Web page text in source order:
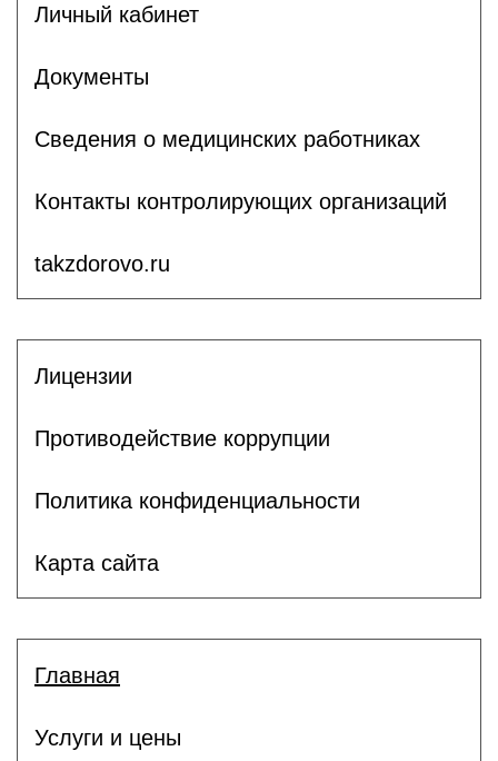
Личный кабинет
Документы
Сведения о медицинских работниках
Контакты контролирующих организаций
takzdorovo.ru
Лицензии
Противодействие коррупции
Политика конфиденциальности
Карта сайта
Главная
Услуги и цены